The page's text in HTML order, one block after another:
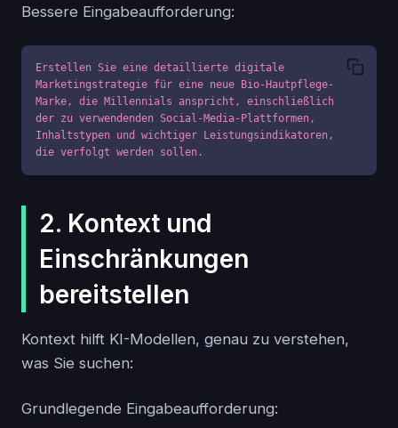
Bessere Eingabeaufforderung:
Erstellen Sie eine detaillierte digitale
Marketingstrategie für eine neue Bio-Hautpflege-
Marke, die Millennials anspricht, einschließlich
der zu verwendenden Social-Media-Plattformen,
Inhaltstypen und wichtiger Leistungsindikatoren,
die verfolgt werden sollen.
2. Kontext und
Einschränkungen
bereitstellen
Kontext hilft KI-Modellen, genau zu verstehen,
was Sie suchen:
Grundlegende Eingabeaufforderung: